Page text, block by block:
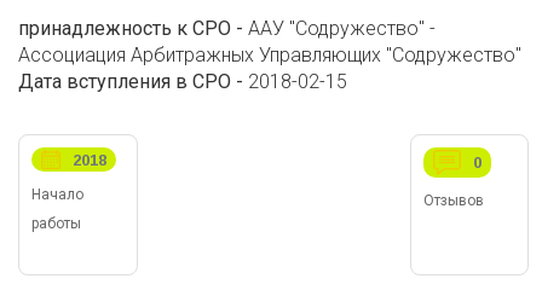
принадлежность к СРО - ААУ "Содружество" -
Ассоциация Арбитражных Управляющих "Содружество"
Дата вступления в СРО - 2018-02-15
Начало
работы
2018
Отзывов
0